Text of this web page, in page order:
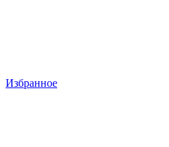
Избранное